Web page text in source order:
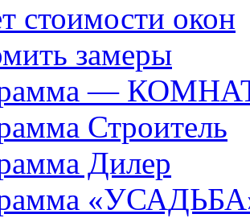
стоимости окон
замеры
—
Строитель
Дилер